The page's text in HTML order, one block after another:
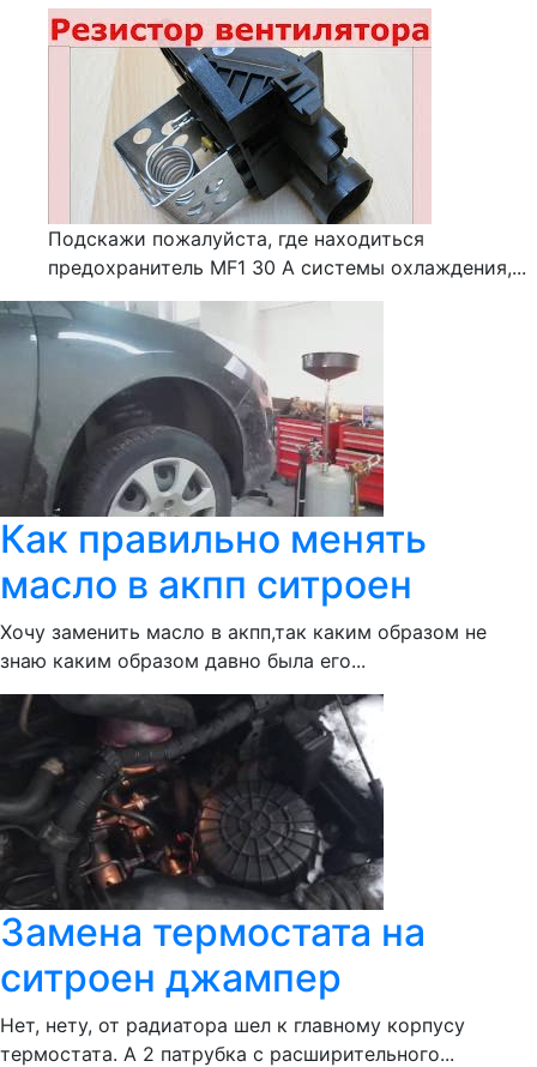
Подскажи пожалуйста, где находиться
предохранитель MF1 30 А системы охлаждения,...
Как правильно менять
масло в акпп ситроен
Хочу заменить масло в акпп,так каким образом не
знаю каким образом давно была его...
Замена термостата на
ситроен джампер
Нет, нету, от радиатора шел к главному корпусу
термостата. А 2 патрубка с расширительного...